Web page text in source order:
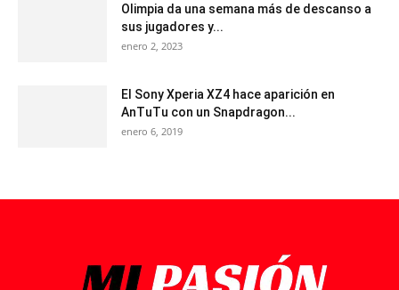
Olimpia da una semana más de descanso a
sus jugadores y...
enero 2, 2023
El Sony Xperia XZ4 hace aparición en
AnTuTu con un Snapdragon...
enero 6, 2019